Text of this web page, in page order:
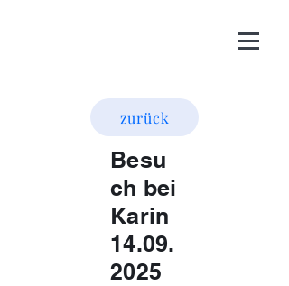
zurück
Besu
ch bei
Karin
14.09.
2025